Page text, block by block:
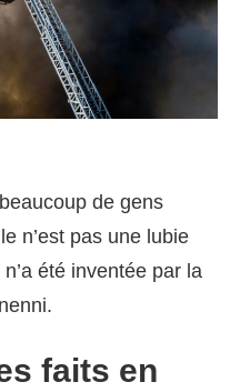
de gens
n’est pas une lubie
été inventée par la
faits en